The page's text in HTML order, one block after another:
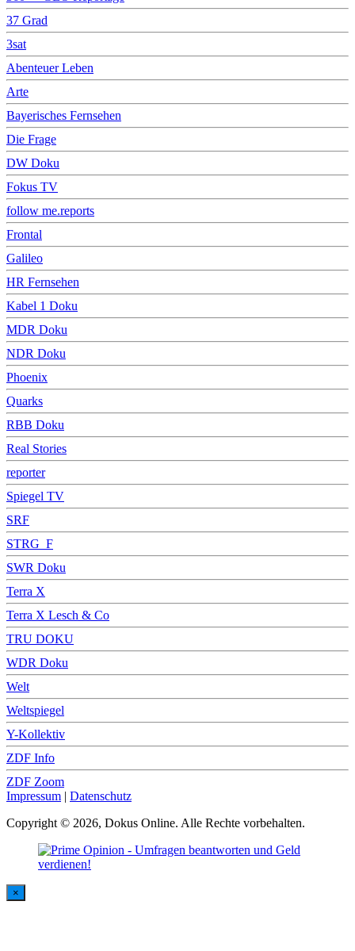
37 Grad
3sat
Abenteuer Leben
Arte
Bayerisches Fernsehen
Die Frage
DW Doku
Fokus TV
follow me.reports
Frontal
Galileo
HR Fernsehen
Kabel 1 Doku
MDR Doku
NDR Doku
Phoenix
Quarks
RBB Doku
Real Stories
reporter
Spiegel TV
SRF
STRG_F
SWR Doku
Terra X
Terra X Lesch & Co
TRU DOKU
WDR Doku
Welt
Weltspiegel
Y-Kollektiv
ZDF Info
ZDF Zoom
Impressum | Datenschutz
Copyright © 2026, Dokus Online. Alle Rechte vorbehalten.
×